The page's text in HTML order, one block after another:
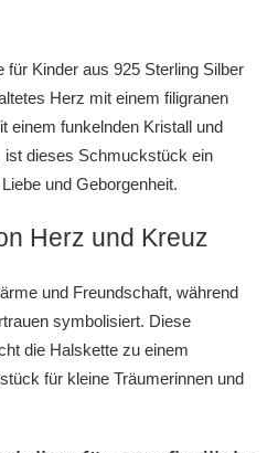
für Kinder aus 925 Sterling Silber
Herz mit einem filigranen
einem funkelnden Kristall und
ist dieses Schmuckstück ein
und Geborgenheit.
Herz und Kreuz
und Freundschaft, während
symbolisiert. Diese
die Halskette zu einem
für kleine Träumerinnen und